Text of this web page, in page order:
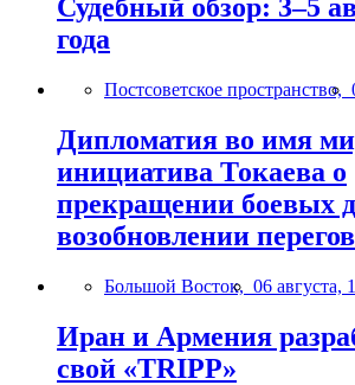
Судебный обзор: 3–5
года
Постсоветское пространство,
Дипломатия во имя
инициатива Токаева о
прекращении боевых
возобновлении
Большой Восток, 06 августа,
Иран и Армения
свой «TRIPP»